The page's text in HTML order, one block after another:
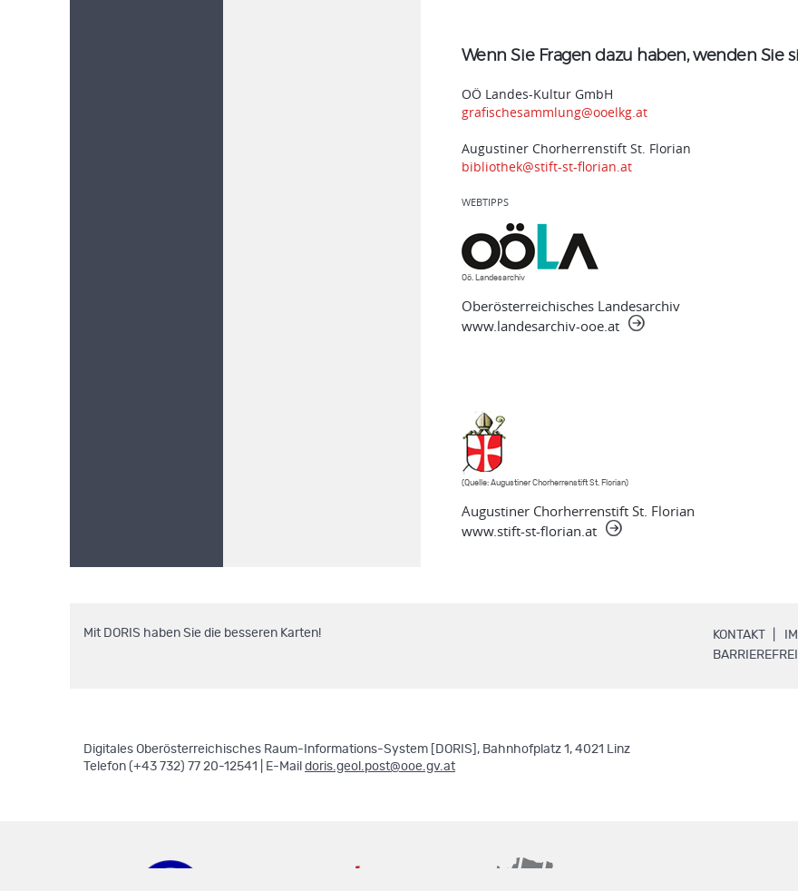
Wenn Sie Fragen dazu haben, wenden Sie
OÖ Landes-Kultur GmbH
grafischesammlung@ooelkg.at
Augustiner Chorherrenstift St. Florian
bibliothek@stift-st-florian.at
WEBTIPPS
Oö. Landesarchiv
Oberösterreichisches Landesarchiv
www.landesarchiv-ooe.at
(Quelle: Augustiner Chorherrenstift St. Florian)
Augustiner Chorherrenstift St. Florian
www.stift-st-florian.at
KONTAKT
Mit DORIS haben Sie die besseren Karten!
Digitales Oberösterreichisches Raum-Informations-System [DORIS], Bahnhofplatz 1, 4021 Linz
Telefon (+43 732) 77 20-12541 | E-Mail doris.geol.post@ooe.gv.at